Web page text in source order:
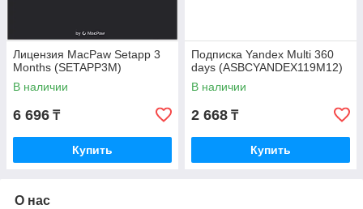
Лицензия MacPaw Setapp 3
Months (SETAPP3M)
В наличии
6 696 ₸
Купить
Подписка Yandex Multi 360
days (ASBCYANDEX119M12)
В наличии
2 668 ₸
Купить
О нас